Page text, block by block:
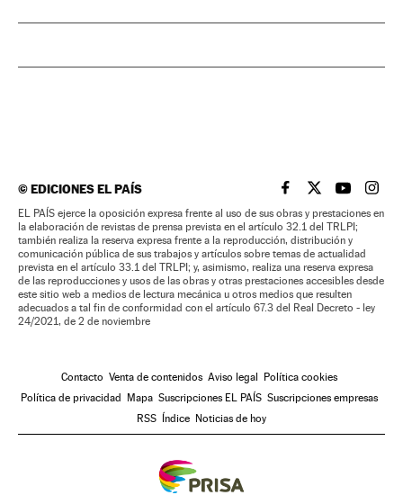
©EDICIONES EL PAÍS EL PAÍS BRASIL EN
EL PAÍSEL PAÍS
EL
EL PAÍS ejerce la oposición expresa frente al uso de sus obras y prestaciones en
la elaboración de revistas de prensa prevista en el artículo 32.1 del TRLPI;
también realiza la reserva expresa frente a la reproducción, distribución y
comunicación pública de sus trabajos y artículos sobre temas de actualidad
prevista en el artículo 33.1 del TRLPI; y, asimismo, realiza una reserva expresa
de las reproducciones y usos de las obras y otras prestaciones accesibles desde
este sitio web a medios de lectura mecánica u otros medios que resulten
adecuados a tal fin de conformidad con el artículo 67.3 del Real Decreto - ley
24/2021, de 2 de noviembre
Contacto Venta de contenidos Aviso legal Política cookies
Política de privacidad Mapa Suscripciones EL PAÍS Suscripciones empresas
RSS Índice Noticias de hoy